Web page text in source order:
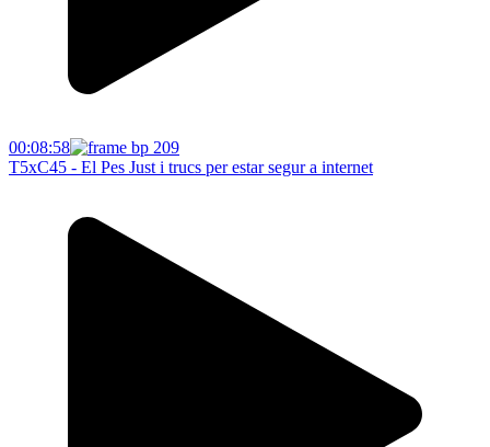
00:08:58
T5xC45 - El Pes Just i trucs per estar segur a internet